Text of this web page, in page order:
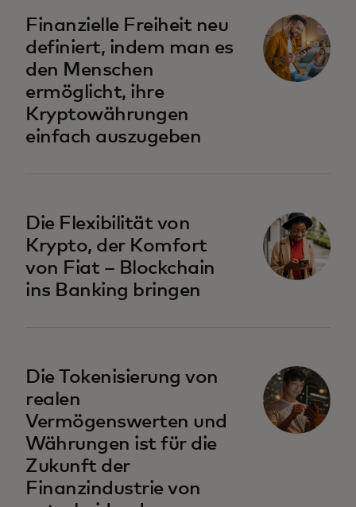
Finanzielle Freiheit neu
definiert, indem man es
den Menschen
ermöglicht, ihre
Kryptowährungen
einfach auszugeben
Die Flexibilität von
Krypto, der Komfort
von Fiat – Blockchain
ins Banking bringen
Die Tokenisierung von
realen
Vermögenswerten und
Währungen ist für die
Zukunft der
Finanzindustrie von